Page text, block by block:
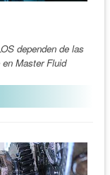
dependen de las
Master Fluid